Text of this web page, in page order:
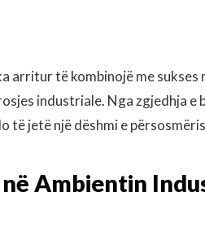
arritur të kombinojë me
industriale. Nga zgjedhja e
jetë një dëshmi e
Ambientin